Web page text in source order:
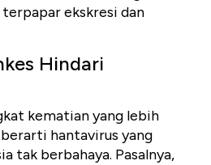
ekskresi dan
Hindari
kematian yang lebih
hantavirus yang
tak berbahaya. Pasalnya,